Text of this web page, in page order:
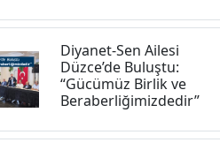
Diyanet-Sen Ailesi
Düzce’de Buluştu:
“Gücümüz Birlik ve
Beraberliğimizdedir”